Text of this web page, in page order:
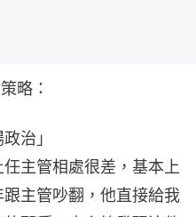
略：
治」
主管相處很差，基本上
主管吵翻，他直接給我